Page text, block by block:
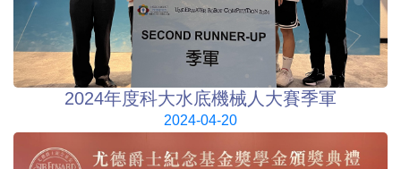
2024年度科大水底機械人大賽季軍
2024-04-20